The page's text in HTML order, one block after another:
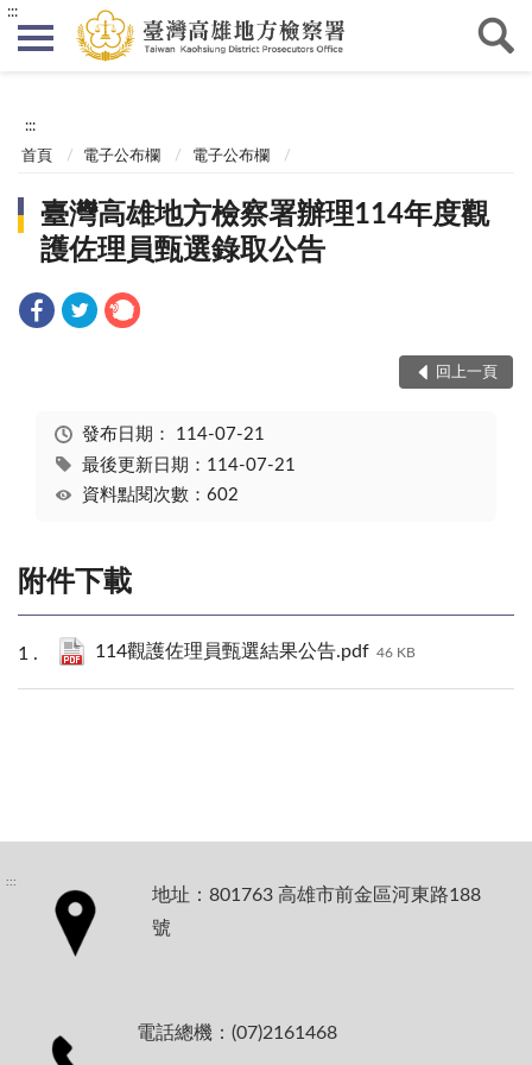
:::
:::
首頁 電子公布欄 電子公布欄
臺灣高雄地方檢察署辦理114年度觀
護佐理員甄選錄取公告
回上一頁
發布日期： 114-07-21
最後更新日期：114-07-21
資料點閱次數：602
附件下載
114觀護佐理員甄選結果公告.pdf 46 KB
:::
地址：801763 高雄市前金區河東路188
號
電話總機：(07)2161468